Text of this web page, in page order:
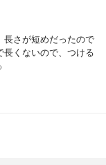
長さが短めだったので
長くないので、つける